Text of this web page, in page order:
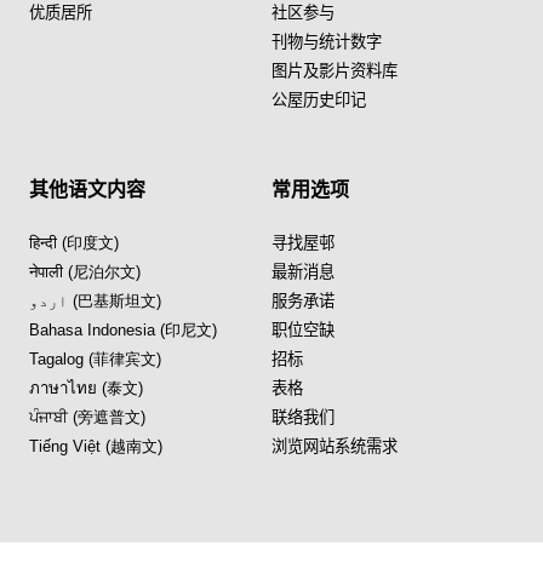
优质居所
社区参与
刊物与统计数字
图片及影片资料库
公屋历史印记
其他语文内容
हिन्दी (印度文)
नेपाली (尼泊尔文)
اردو (巴基斯坦文)
Bahasa Indonesia (印尼文)
Tagalog (菲律宾文)
ภาษาไทย (泰文)
ਪੰਜਾਬੀ (旁遮普文)
Tiếng Việt (越南文)
常用选项
寻找屋邨
最新消息
服务承诺
职位空缺
招标
表格
联络我们
浏览网站系统需求